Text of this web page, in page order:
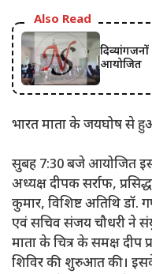
Also Read
आयोजित
​भारत माता के जयघोष से
​सुबह 7:30 बजे आयोजित
अध्यक्ष दीपक सर्राफ,
कुमार, विशिष्ट अतिथि डॉ.
एवं सचिव संजय चौधरी ने
माता के चित्र के समक्ष दीप
शिविर की शुरुआत की।